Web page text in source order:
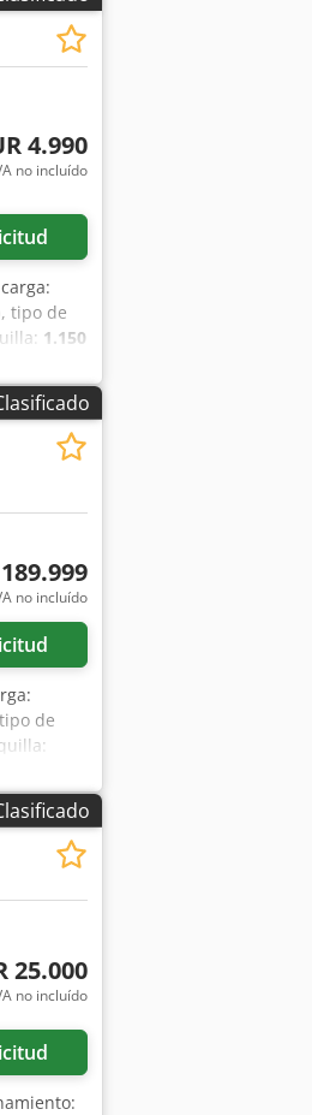
4.990
no incluído
, tipo de
1.150
de
no incluído
de
serie:
25.000
no incluído